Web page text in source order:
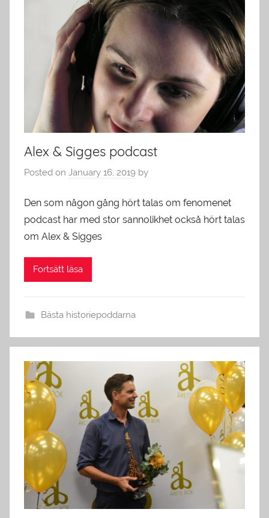
Alex & Sigges podcast
Posted on January 16, 2019 by
Den som någon gång hört talas om fenomenet
podcast har med stor sannolikhet också hört talas
om Alex & Sigges
Fortsätt läsa
Bästa historiepoddarna